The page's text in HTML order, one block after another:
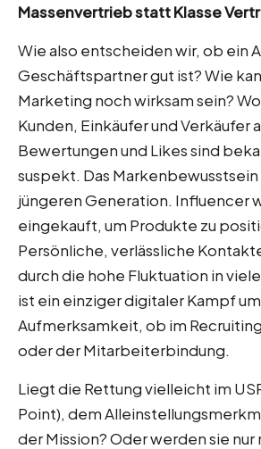
Massenvertrieb statt Klasse
Wie also entscheiden wir, ob ein
Geschäftspartner gut ist? Wie
Marketing noch wirksam sein?
Kunden, Einkäufer und Verkäufer
Bewertungen und Likes sind
suspekt. Das
jüngeren Generation. Influencer
eingekauft, um Produkte zu
Persönliche, verlässliche
durch die hohe Fluktuation in
ist ein einziger digitaler Kampf um
Aufmerksamkeit, ob im
oder der Mitarbeiterbindung.
Liegt die Rettung vielleicht im
Point), dem
der Mission? Oder werden sie nur